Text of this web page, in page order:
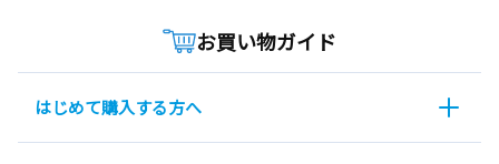
お買い物ガイド
はじめて購入する方へ